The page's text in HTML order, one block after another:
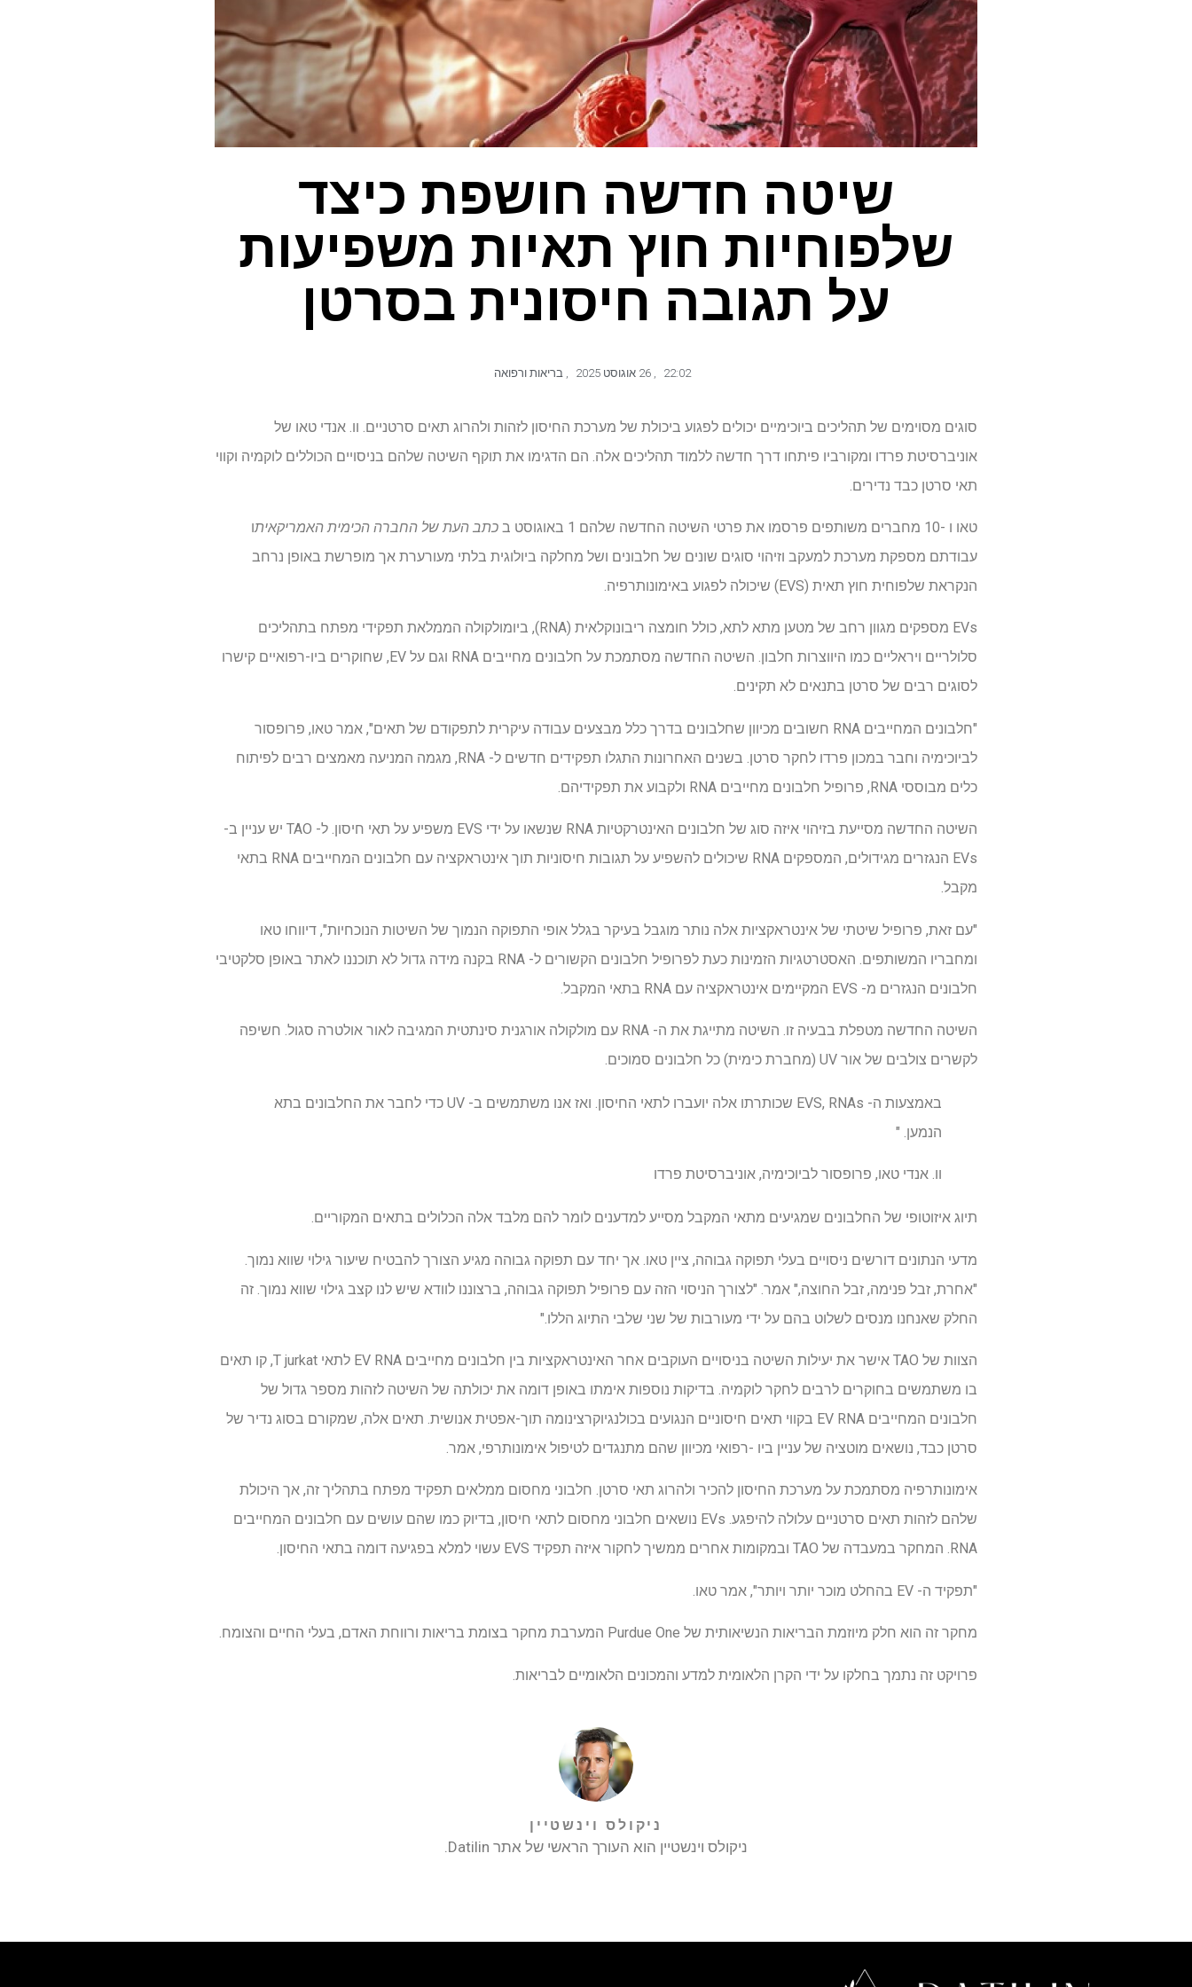
שיטה חדשה חושפת כיצד
שלפוחיות חוץ תאיות משפיעות
על תגובה חיסונית בסרטן
22:02
,
, בריאות ורפואה
סוגים מסוימים של תהליכים ביוכימיים יכולים לפגוע ביכולת של מערכת החיסון לזהות ולהרוג תאים סרטניים. וו. אנדי טאו של
אוניברסיטת פרדו ומקורביו פיתחו דרך חדשה ללמוד תהליכים אלה. הם הדגימו את תוקף השיטה שלהם בניסויים הכוללים לוקמיה וקווי
תאי סרטן כבד נדירים.
טאו ו -10 מחברים משותפים פרסמו את פרטי השיטה החדשה שלהם 1 באוגוסט ב כתב העת של החברה הכימית האמריקאיתו
עבודתם מספקת מערכת למעקב וזיהוי סוגים שונים של חלבונים ושל מחלקה ביולוגית בלתי מעורערת אך מופרשת באופן נרחב
הנקראת שלפוחית ​​חוץ תאית (EVS) שיכולה לפגוע באימונותרפיה.
EVs מספקים מגוון רחב של מטען מתא לתא, כולל חומצה ריבונוקלאית (RNA), ביומולקולה הממלאת תפקידי מפתח בתהליכים
סלולריים ויראליים כמו היווצרות חלבון. השיטה החדשה מסתמכת על חלבונים מחייבים RNA וגם על EV, שחוקרים ביו-רפואיים קישרו
לסוגים רבים של סרטן בתנאים לא תקינים.
"חלבונים המחייבים RNA חשובים מכיוון שחלבונים בדרך כלל מבצעים עבודה עיקרית לתפקודם של תאים", אמר טאו, פרופסור
לביוכימיה וחבר במכון פרדו לחקר סרטן. בשנים האחרונות התגלו תפקידים חדשים ל- RNA, מגמה המניעה מאמצים רבים לפיתוח
כלים מבוססי RNA, פרופיל חלבונים מחייבים RNA ולקבוע את תפקידיהם.
השיטה החדשה מסייעת בזיהוי איזה סוג של חלבונים האינטרקטיות RNA שנשאו על ידי EVS משפיע על תאי חיסון. ל- TAO יש עניין ב-
EVs הנגזרים מגידולים, המספקים RNA שיכולים להשפיע על תגובות חיסוניות תוך אינטראקציה עם חלבונים המחייבים RNA בתאי
מקבל.
"עם זאת, פרופיל שיטתי של אינטראקציות אלה נותר מוגבל בעיקר בגלל אופי התפוקה הנמוך של השיטות הנוכחיות", דיווחו טאו
ומחבריו המשותפים. האסטרטגיות הזמינות כעת לפרופיל חלבונים הקשורים ל- RNA בקנה מידה גדול לא תוכננו לאתר באופן סלקטיבי
חלבונים הנגזרים מ- EVS המקיימים אינטראקציה עם RNA בתאי המקבל.
השיטה החדשה מטפלת בבעיה זו. השיטה מתייגת את ה- RNA עם מולקולה אורגנית סינתטית המגיבה לאור אולטרה סגול. חשיפה
לקשרים צולבים של אור UV (מחברת כימית) כל חלבונים סמוכים.
באמצעות ה- EVS, RNAs שכותרתו אלה יועברו לתאי החיסון. ואז אנו משתמשים ב- UV כדי לחבר את החלבונים בתא
הנמען. "
וו. אנדי טאו, פרופסור לביוכימיה, אוניברסיטת פרדו
תיוג איזוטופי של החלבונים שמגיעים מתאי המקבל מסייע למדענים לומר להם מלבד אלה הכלולים בתאים המקוריים.
מדעי הנתונים דורשים ניסויים בעלי תפוקה גבוהה, ציין טאו. אך יחד עם תפוקה גבוהה מגיע הצורך להבטיח שיעור גילוי שווא נמוך.
"אחרת, זבל פנימה, זבל החוצה," אמר. "לצורך הניסוי הזה עם פרופיל תפוקה גבוהה, ברצוננו לוודא שיש לנו קצב גילוי שווא נמוך. זה
החלק שאנחנו מנסים לשלוט בהם על ידי מעורבות של שני שלבי התיוג הללו."
הצוות של TAO אישר את יעילות השיטה בניסויים העוקבים אחר האינטראקציות בין חלבונים מחייבים EV RNA לתאי T jurkat, קו תאים
בו משתמשים בחוקרים לרבים לחקר לוקמיה. בדיקות נוספות אימתו באופן דומה את יכולתה של השיטה לזהות מספר גדול של
חלבונים המחייבים EV RNA בקווי תאים חיסוניים הנגועים בכולנגיוקרצינומה תוך-אפטית אנושית. תאים אלה, שמקורם בסוג נדיר של
סרטן כבד, נושאים מוטציה של עניין ביו -רפואי מכיוון שהם מתנגדים לטיפול אימונותרפי, אמר.
אימונותרפיה מסתמכת על מערכת החיסון להכיר ולהרוג תאי סרטן. חלבוני מחסום ממלאים תפקיד מפתח בתהליך זה, אך היכולת
שלהם לזהות תאים סרטניים עלולה להיפגע. EVs נושאים חלבוני מחסום לתאי חיסון, בדיוק כמו שהם עושים עם חלבונים המחייבים
RNA. המחקר במעבדה של TAO ובמקומות אחרים ממשיך לחקור איזה תפקיד EVS עשוי למלא בפגיעה דומה בתאי החיסון.
"תפקיד ה- EV בהחלט מוכר יותר ויותר", אמר טאו.
מחקר זה הוא חלק מיוזמת הבריאות הנשיאותית של Purdue One המערבת מחקר בצומת בריאות ורווחת האדם, בעלי החיים והצומח.
פרויקט זה נתמך בחלקו על ידי הקרן הלאומית למדע והמכונים הלאומיים לבריאות.
ניקולס וינשטיין
ניקולס וינשטיין הוא העורך הראשי של אתר Datilin.